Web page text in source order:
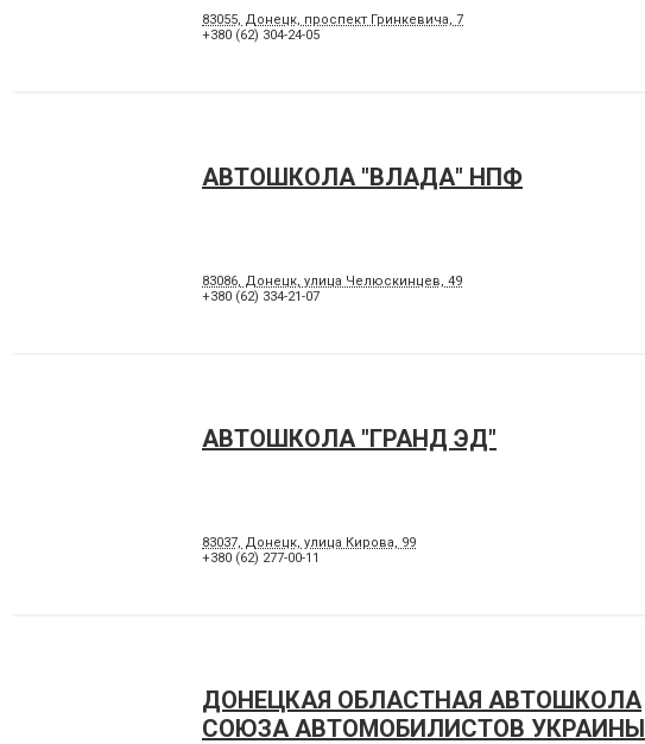
83055, Донецк, проспект Гринкевича, 7
+380 (62) 304-24-05
АВТОШКОЛА "ВЛАДА" НПФ
83086, Донецк, улица Челюскинцев, 49
+380 (62) 334-21-07
АВТОШКОЛА "ГРАНД ЭД"
83037, Донецк, улица Кирова, 99
+380 (62) 277-00-11
ДОНЕЦКАЯ ОБЛАСТНАЯ АВТОШКОЛА
СОЮЗА АВТОМОБИЛИСТОВ УКРАИНЫ